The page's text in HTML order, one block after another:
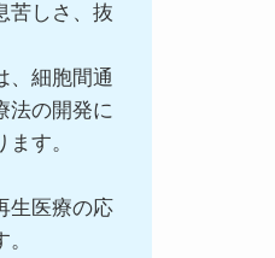
苦しさ、抜
、細胞間通
法の開発に
す。
生医療の応